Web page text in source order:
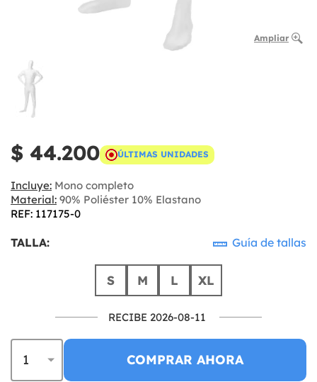
Ampliar
$ 44.200 ÚLTIMAS UNIDADES
Incluye: Mono completo
Material: 90% Poliéster 10% Elastano
REF: 117175-0
TALLA: Guía de tallas
S M L XL
RECIBE 2026-08-11
COMPRAR AHORA